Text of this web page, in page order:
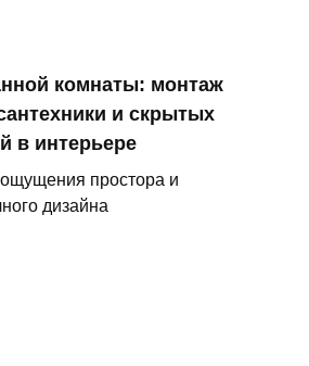
комнаты: монтаж
и скрытых
в интерьере
простора и
дизайна